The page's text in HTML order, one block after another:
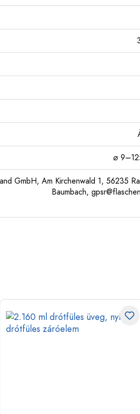
⌀
GmbH, Am Kirchenwald 1, 56235
Baumbach,